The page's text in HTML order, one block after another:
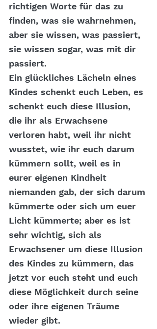
richtigen Worte für das zu
finden, was sie wahrnehmen,
aber sie wissen, was passiert,
sie wissen sogar, was mit dir
passiert.
Ein glückliches Lächeln eines
Kindes schenkt euch Leben, es
schenkt euch diese Illusion,
die ihr als Erwachsene
verloren habt, weil ihr nicht
wusstet, wie ihr euch darum
kümmern sollt, weil es in
eurer eigenen Kindheit
niemanden gab, der sich darum
kümmerte oder sich um euer
Licht kümmerte; aber es ist
sehr wichtig, sich als
Erwachsener um diese Illusion
des Kindes zu kümmern, das
jetzt vor euch steht und euch
diese Möglichkeit durch seine
oder ihre eigenen Träume
wieder gibt.